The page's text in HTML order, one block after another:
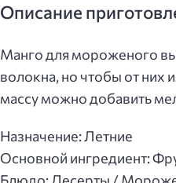
Описание
Манго для мороженого
волокна, но чтобы от них
массу можно добавить
Назначение: Летние
Основной ингредиент: